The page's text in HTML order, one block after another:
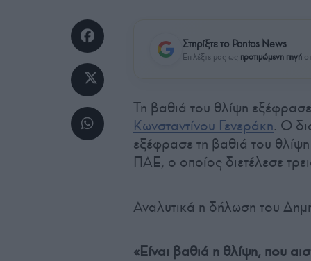
Στηρίξτε το Pontos News
Επιλέξτε μας ως προτιμώμενη πηγή
Τη βαθιά του θλίψη
Κωνσταντίνου Γενεράκη. Ο
εξέφρασε τη βαθιά του
ΠΑΕ, ο οποίος διετέλεσε
Αναλυτικά η δήλωση του
«Είναι βαθιά η θλίψη, που